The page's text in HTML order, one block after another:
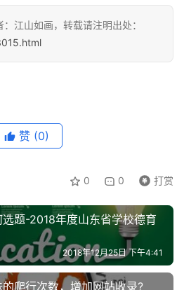
注册
江山如画，转载请注明出处：
赞 (0)
0 0 打赏
题-2018年度山东省学校德育
2018年12月25日 下午4:41
爬行次数，增加网站收录?